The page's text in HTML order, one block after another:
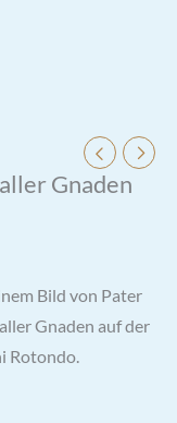
Gnaden
Bild von Pater
Gnaden auf der
Rotondo.